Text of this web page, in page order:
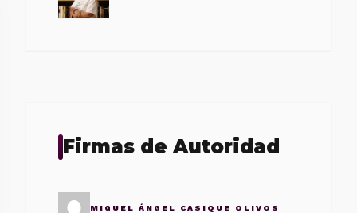
Firmas de Autoridad
MIGUEL ÁNGEL CASIQUE OLIVOS